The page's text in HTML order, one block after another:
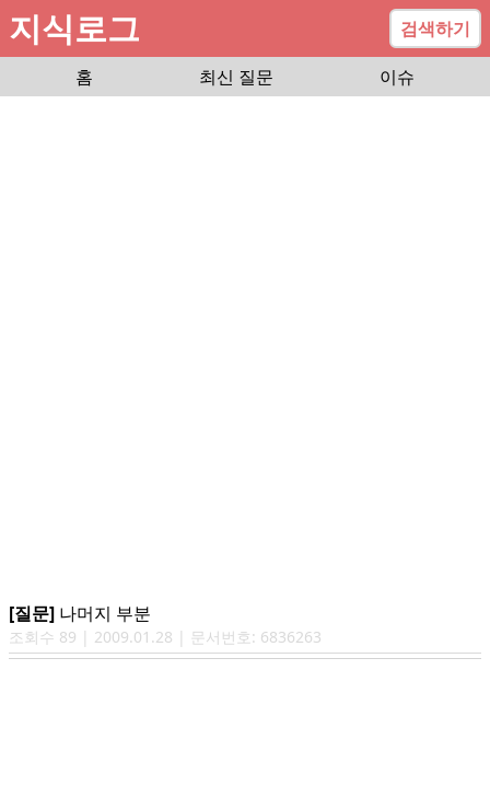
지식로그
검색하기
홈
최신 질문 이슈
[질문] 나머지 부분
조회수 89 | 2009.01.28 | 문서번호: 6836263